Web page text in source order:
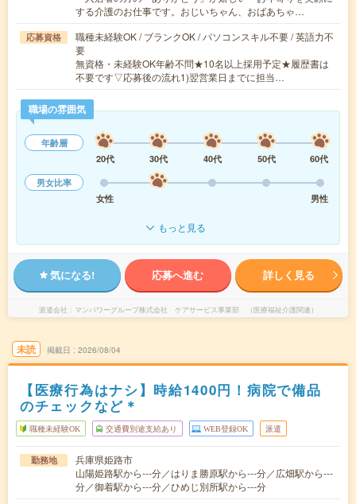
する介護のお仕事です。おじいちゃん、おばあちゃ…
応募資格
職種未経験OK / ブランクOK / パソコンスキル不要 / 英語力不
要
無資格・未経験OK年齢不問★10名以上採用予定★履歴書は
不要です▽応募後の流れ1)翌営業日までに担当…
職場の雰囲気
年齢層
20代
30代 40代 50代
60代
男女比率
女性
男性
もっと見る
気になる! 応募へ進む 詳しく見る
派遣会社 マンパワーグループ株式会社 ケアサービス事業部 （医療福祉介護関連）
未読 掲載日 2026/08/04
【医療行為はナシ】時給1400円！病院で備品
のチェックなど＊
職種未経験OK 交通費別途支給あり WEB登録OK 派遣
勤務地
兵庫県姫路市
山陽姫路駅から---分／はりま勝原駅から---分／広畑駅から---
分／御着駅から---分／ひめじ別所駅から---分